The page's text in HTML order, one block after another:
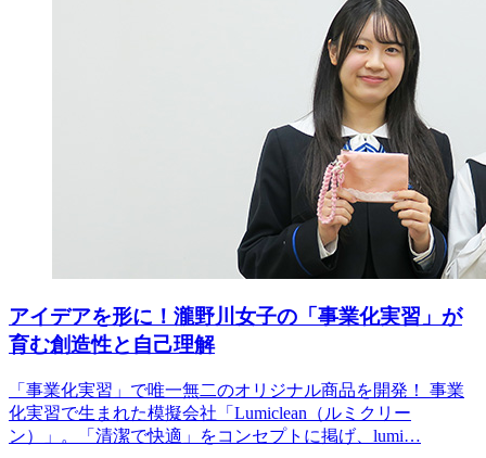
アイデアを形に！瀧野川女子の「事業化実習」が
育む創造性と自己理解
「事業化実習」で唯一無二のオリジナル商品を開発！ 事業
化実習で生まれた模擬会社「Lumiclean（ルミクリー
ン）」。「清潔で快適」をコンセプトに掲げ、lumi…